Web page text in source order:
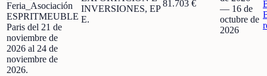
Feria_Asociación
ESPRITMEUBLE
Paris del 21 de
noviembre de
2026 al 24 de
noviembre de
2026.
INVERSIONES, EP
E.
81.703 €
— 16 de
octubre de
2026